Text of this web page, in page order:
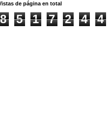
de página en total
8 5 1 7 2 4 4